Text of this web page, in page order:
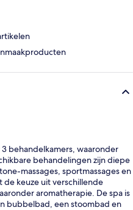
behandelkamers, waaronder
behandelingen zijn diepe
massages, sportmassages en
de keuze uit verschillende
aromatherapie. De spa is
bubbelbad, een stoombad en